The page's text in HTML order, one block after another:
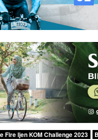
Fire Ijen KOM Challenge 2023